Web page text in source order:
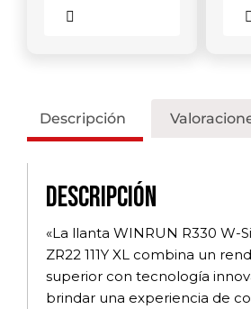
Descripción
Descripción
«La llanta WINRUN R330 W-
ZR22 111Y XL combina un
superior con tecnología
brindar una experiencia de